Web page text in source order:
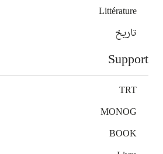
Littérature
تاريخ
Support
TRT
MONOG
BOOK